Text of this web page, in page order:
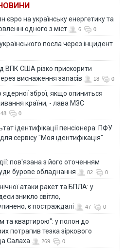
євро на українську енергетику та
одного з міст
6 0
посла через інцидент
ВПК США різко прискорити
виснаження запасів
18 0
зброї, якщо опиниться
країни, - лава МЗС
48 0
ідентифікації пенсіонера: ПФУ
сервісу "Моя ідентифікація"
пов'язана з його оточенням
бурове обладнання
82 0
атаки ракет та БПЛА: у
зникло світло,
є постраждалі
47 0
та квартирою": у полон до
потрапив тезка зіркового
Салаха
269 0